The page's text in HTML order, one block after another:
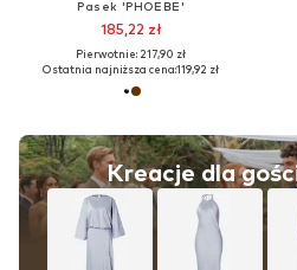
Pasek 'PHOEBE'
185,22 zł
Pierwotnie: 217,90 zł
Ostatnia najniższa cena:119,92 zł
Kreacje dla